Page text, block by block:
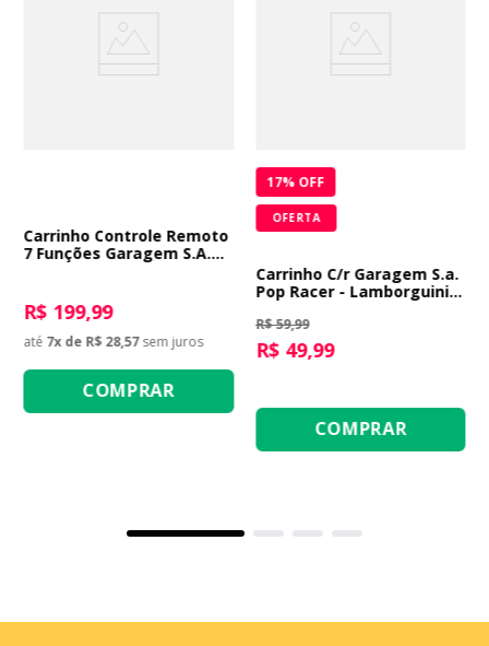
Carrinho Controle Remoto
7 Funções Garagem S.A.
R$ 199,99
até 7x de R$ 28,57 sem juros
COMPRAR
17% OFF
OFERTA
Carrinho C/r Garagem S.a.
Pop Racer - Lamborguini
R$ 59,99
R$ 49,99
COMPRAR